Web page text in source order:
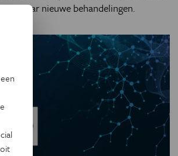
naar nieuwe behandelingen.